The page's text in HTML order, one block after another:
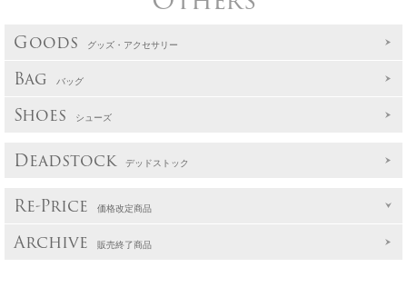
Goods グッズ・アクセサリー
Bag バッグ
Shoes シューズ
Deadstock デッドストック
Re-Price 価格改定商品
Archive 販売終了商品